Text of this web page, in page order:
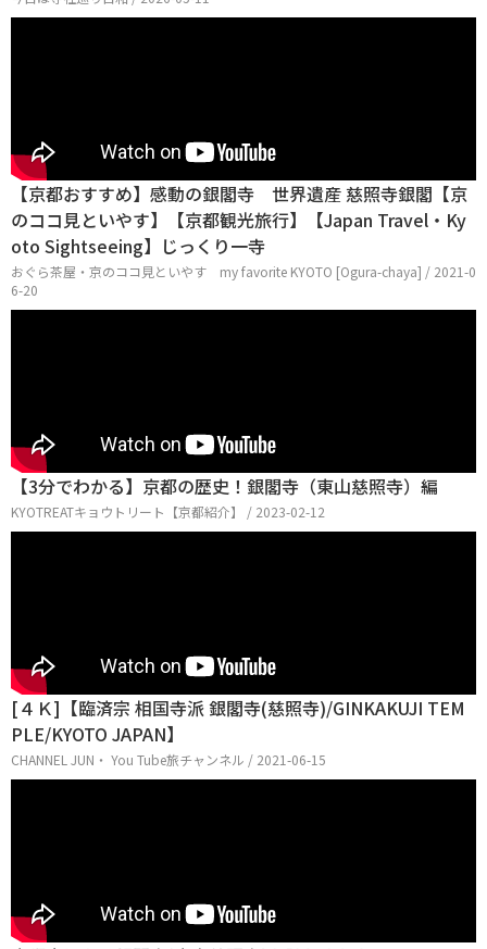
【京都おすすめ】感動の銀閣寺 世界遺産 慈照寺銀閣【京
のココ見といやす】【京都観光旅行】【Japan Travel・Ky
oto Sightseeing】じっくり一寺
おぐら茶屋・京のココ見といやす my favorite KYOTO [Ogura-chaya] / 2021-0
6-20
【3分でわかる】京都の歴史！銀閣寺（東山慈照寺）編
KYOTREATキョウトリート【京都紹介】 / 2023-02-12
[４Ｋ]【臨済宗 相国寺派 銀閣寺(慈照寺)/GINKAKUJI TEM
PLE/KYOTO JAPAN】
CHANNEL JUN・ You Tube旅チャンネル / 2021-06-15